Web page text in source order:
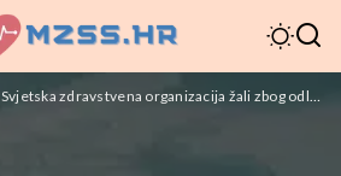
Svjetska zdravstvena organizacija žali zbog odlaska SAD-a